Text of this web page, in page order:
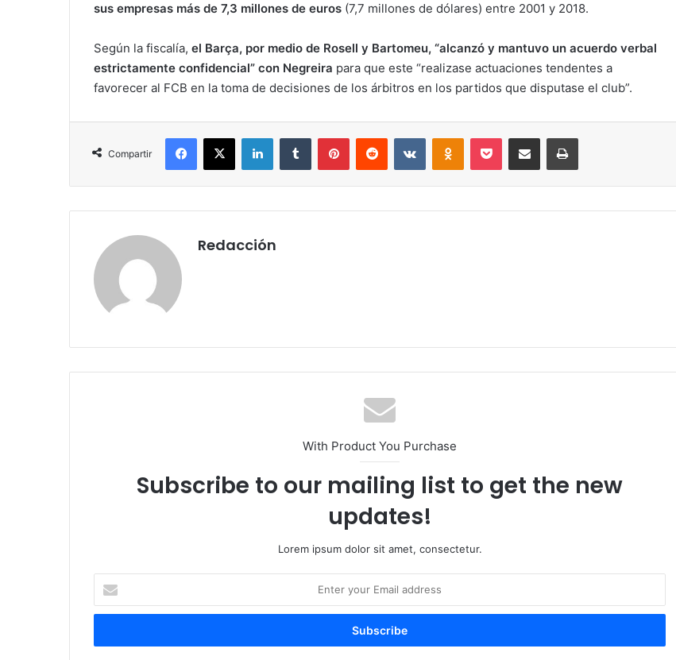
sus empresas más de 7,3 millones de euros (7,7 millones de dólares) entre 2001 y 2018.
Según la fiscalía, el Barça, por medio de Rosell y Bartomeu, “alcanzó y mantuvo un acuerdo verbal
estrictamente confidencial” con Negreira para que este “realizase actuaciones tendentes a
favorecer al FCB en la toma de decisiones de los árbitros en los partidos que disputase el club”.
Compartir
Redacción
With Product You Purchase
Subscribe to our mailing list to get the new
updates!
Lorem ipsum dolor sit amet, consectetur.
t
r